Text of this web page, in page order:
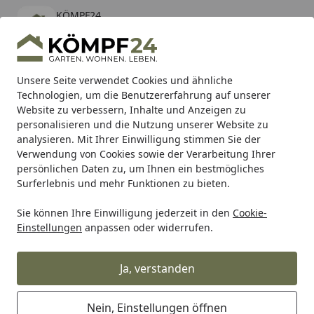
Unsere Seite verwendet Cookies und ähnliche
Technologien, um die Benutzererfahrung auf unserer
Website zu verbessern, Inhalte und Anzeigen zu
personalisieren und die Nutzung unserer Website zu
analysieren. Mit Ihrer Einwilligung stimmen Sie der
Verwendung von Cookies sowie der Verarbeitung Ihrer
persönlichen Daten zu, um Ihnen ein bestmögliches
Surferlebnis und mehr Funktionen zu bieten.
Sie können Ihre Einwilligung jederzeit in den Cookie-
Einstellungen anpassen oder widerrufen.
Ja, verstanden
Nein, Einstellungen öffnen
KÖMPF24
kostenlos - Im App Store
Hotline
Alle Produkte
Mein Konto
Suchen
Karibu Pools inkl. gratis Sandfilteranlage & Pool-
Starterset (Gesamtwert bis 468,99€)
Startseite
Grill Grillzubehör Grillbesteck Grillspieße SKOTTI
SKOTTI PIKES Grillspieße (6 Stk.)